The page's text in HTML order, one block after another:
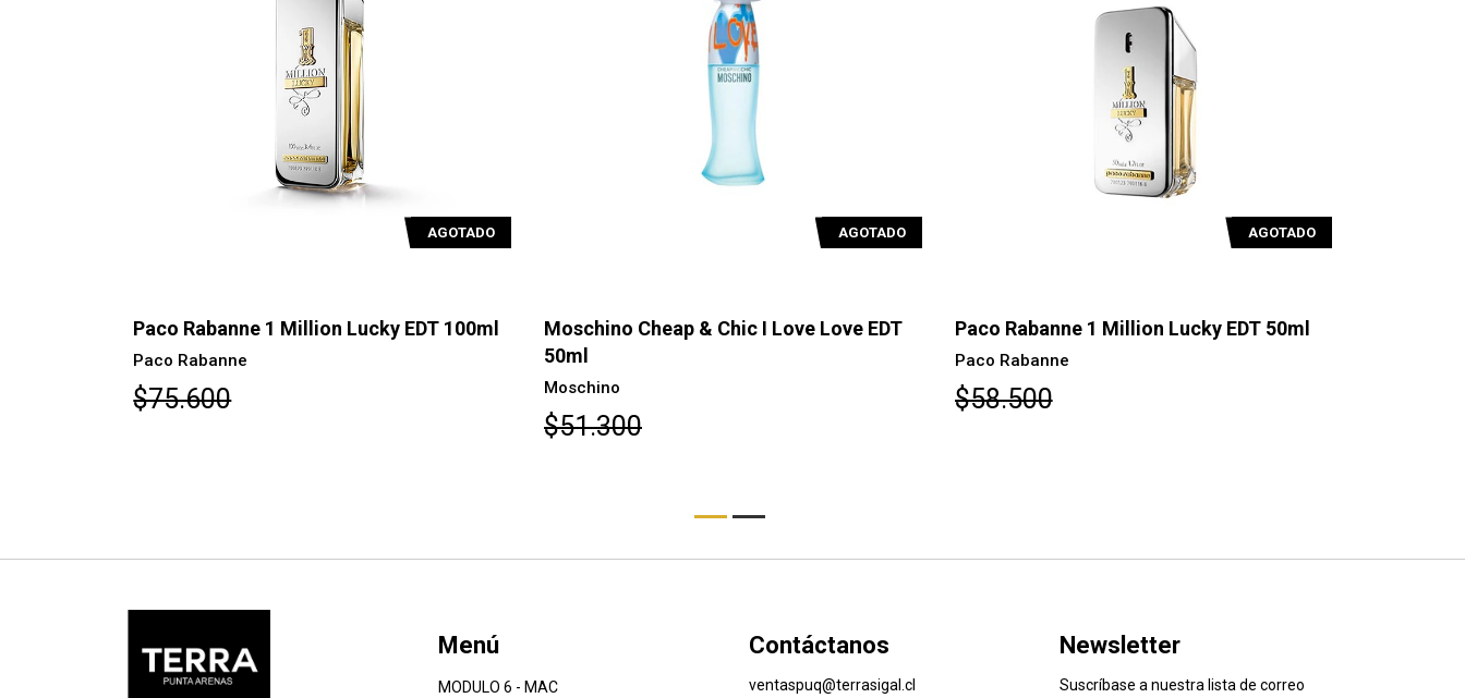
AGOTADO
Paco Rabanne 1 Million Lucky EDT 100ml
Paco Rabanne
$75.600
AGOTADO
Moschino Cheap & Chic I Love Love EDT
50ml
Moschino
$51.300
AGOTADO
Paco Rabanne 1 Million Lucky EDT 50ml
Paco Rabanne
$58.500
Menú
MODULO 6 - MAC
Contáctanos
ventaspuq@terrasigal.cl
Newsletter
Suscríbase a nuestra lista de correo